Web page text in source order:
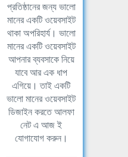
প্রতিষ্ঠানের জন্য ভালো
মানের একটি ওয়েবসাইট
থাকা অপরিহার্য। ভালো
মানের একটি ওয়েবসাইট
আপনার ব্যবসাকে নিয়ে
যাবে আর এক ধাপ
এগিয়ে। তাই একটি
ভালো মানের ওয়েবসাইট
ডিজাইন করতে আলফা
নেট এ আজ ই
যোগাযোগ করুন।